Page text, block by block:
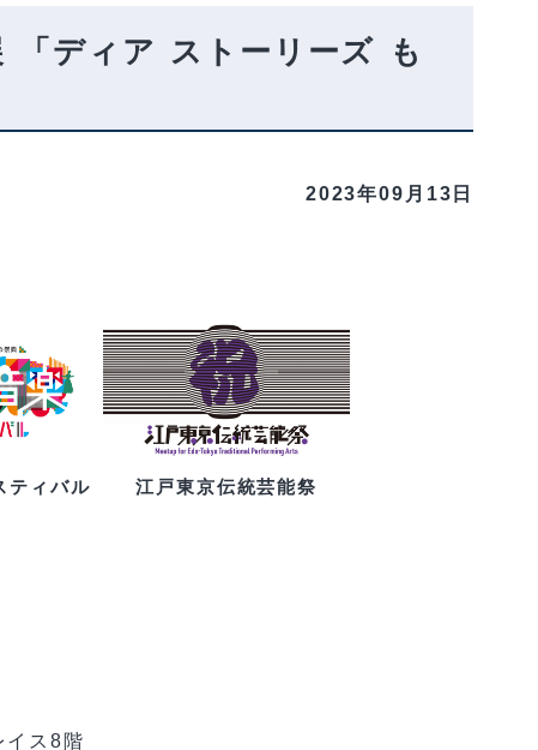
ディア ストーリーズ も
2023年09月13日
ティバル 江戸東京伝統芸能祭
ス8階